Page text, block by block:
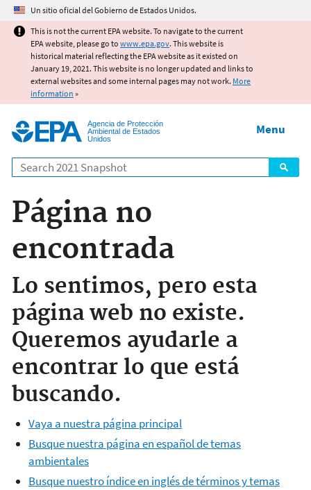
Jump to main content
Un sitio oficial del Gobierno de Estados Unidos.
This is not the current EPA website. To navigate to the current
EPA website, please go to www.epa.gov. This website is
historical material reflecting the EPA website as it existed on
January 19, 2021. This website is no longer updated and links to
external websites and some internal pages may not work. More
information »
Agencia de Protección
Ambiental de Estados
Unidos
Search
Menu
Página no
encontrada
Lo sentimos, pero esta
página web no existe.
Queremos ayudarle a
encontrar lo que está
buscando.
Vaya a nuestra página principal
Busque nuestra página en español de temas
ambientales
Busque nuestro índice en inglés de términos y temas